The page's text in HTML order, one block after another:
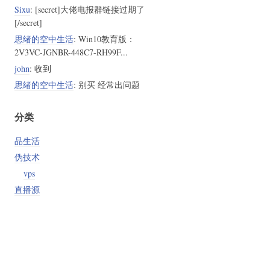
Sixu: [secret]大佬电报群链接过期了
[/secret]
思绪的空中生活: Win10教育版：
2V3VC-JGNBR-448C7-RH99F...
john: 收到
思绪的空中生活: 别买 经常出问题
分类
品生活
伪技术
vps
直播源